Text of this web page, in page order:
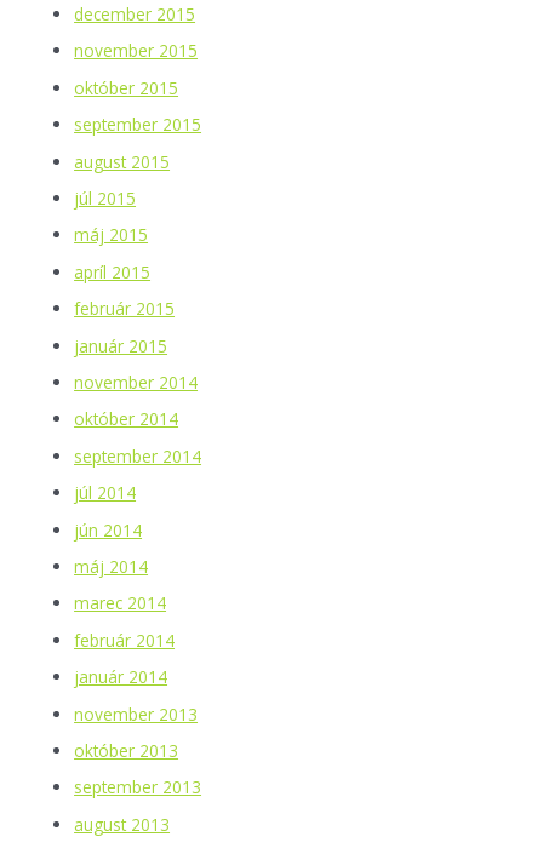
december 2015
november 2015
október 2015
september 2015
august 2015
júl 2015
máj 2015
apríl 2015
február 2015
január 2015
november 2014
október 2014
september 2014
júl 2014
jún 2014
máj 2014
marec 2014
február 2014
január 2014
november 2013
október 2013
september 2013
august 2013